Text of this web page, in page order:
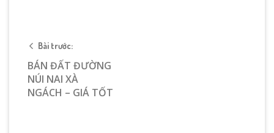
Bài trước:
BÁN ĐẤT ĐƯỜNG
NÚI NAI XÀ
NGÁCH – GIÁ TỐT